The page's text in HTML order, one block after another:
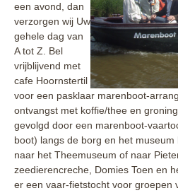
een avond, dan
verzorgen wij Uw
gehele dag van
A tot Z. Bel
vrijblijvend met
cafe Hoornstertil
voor een pasklaar marenboot-
ontvangst met koffie/thee en
gevolgd door een marenboot-
boot) langs de borg en het museum
naar het Theemuseum of naar
zeedierencreche, Domies Toen en
er een vaar-fietstocht voor groepen